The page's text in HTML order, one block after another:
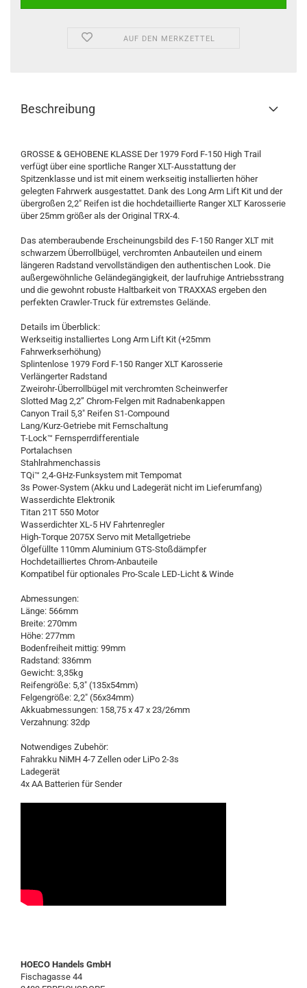
AUF DEN MERKZETTEL
Beschreibung
GROSSE & GEHOBENE KLASSE Der 1979 Ford F-150 High Trail
verfügt über eine sportliche Ranger XLT-Ausstattung der
Spitzenklasse und ist mit einem werkseitig installierten höher
gelegten Fahrwerk ausgestattet. Dank des Long Arm Lift Kit und der
übergroßen 2,2" Reifen ist die hochdetaillierte Ranger XLT Karosserie
über 25mm größer als der Original TRX-4.
Das atemberaubende Erscheinungsbild des F-150 Ranger XLT mit
schwarzem Überrollbügel, verchromten Anbauteilen und einem
längeren Radstand vervollständigen den authentischen Look. Die
außergewöhnliche Geländegängigkeit, der laufruhige Antriebsstrang
und die gewohnt robuste Haltbarkeit von TRAXXAS ergeben den
perfekten Crawler-Truck für extremstes Gelände.
Details im Überblick:
Werkseitig installiertes Long Arm Lift Kit (+25mm
Fahrwerkserhöhung)
Splintenlose 1979 Ford F-150 Ranger XLT Karosserie
Verlängerter Radstand
Zweirohr-Überrollbügel mit verchromten Scheinwerfer
Slotted Mag 2,2” Chrom-Felgen mit Radnabenkappen
Canyon Trail 5,3" Reifen S1-Compound
Lang/Kurz-Getriebe mit Fernschaltung
T-Lock™ Fernsperrdifferentiale
Portalachsen
Stahlrahmenchassis
TQi™ 2,4-GHz-Funksystem mit Tempomat
3s Power-System (Akku und Ladegerät nicht im Lieferumfang)
Wasserdichte Elektronik
Titan 21T 550 Motor
Wasserdichter XL-5 HV Fahrtenregler
High-Torque 2075X Servo mit Metallgetriebe
Ölgefüllte 110mm Aluminium GTS-Stoßdämpfer
Hochdetailliertes Chrom-Anbauteile
Kompatibel für optionales Pro-Scale LED-Licht & Winde
Abmessungen:
Länge: 566mm
Breite: 270mm
Höhe: 277mm
Bodenfreiheit mittig: 99mm
Radstand: 336mm
Gewicht: 3,35kg
Reifengröße: 5,3" (135x54mm)
Felgengröße: 2,2" (56x34mm)
Akkuabmessungen: 158,75 x 47 x 23/26mm
Verzahnung: 32dp
Notwendiges Zubehör:
Fahrakku NiMH 4-7 Zellen oder LiPo 2-3s
Ladegerät
4x AA Batterien für Sender
HOECO Handels GmbH
Fischagasse 44